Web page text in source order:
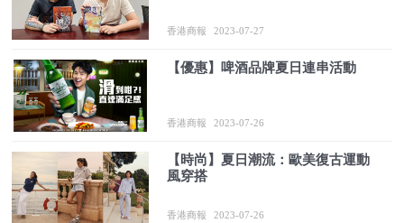
香港商報 2023-07-27
【優惠】啤酒品牌夏日連串活動
香港商報 2023-07-26
【時尚】夏日潮流：歐美復古運動
風穿搭
香港商報 2023-07-26